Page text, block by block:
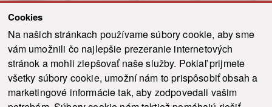
Cookies
Na našich stránkach používame súbory cookie, aby sme
vám umožnili čo najlepšie prezeranie internetových
stránok a mohli zlepšovať naše služby. Pokiaľ prijmete
všetky súbory cookie, umožní nám to prispôsobiť obsah a
marketingové informácie tak, aby zodpovedali vašim
Odoslať